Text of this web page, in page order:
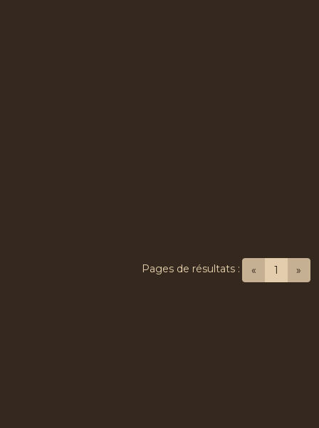
« 1 »
Pages de résultats :